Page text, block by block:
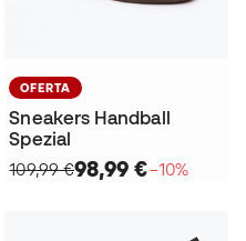
OFERTA
Sneakers Handball
Spezial
109,99 €98,99 €−10%